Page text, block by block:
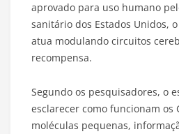
aprovado para uso humano
sanitário dos Estados Unidos,
atua modulando circuitos
recompensa.
Segundo os pesquisadores, o
esclarecer como funcionam os
moléculas pequenas,